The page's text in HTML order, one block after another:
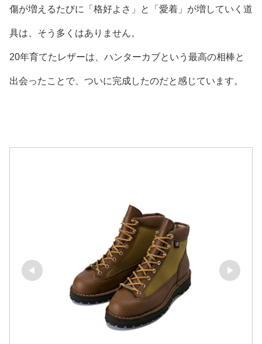
傷が増えるたびに「格好よさ」と「愛着」が増していく道
具は、そう多くはありません。
20年育てたレザーは、ハンターカブという最高の相棒と
出会ったことで、ついに完成したのだと感じています。